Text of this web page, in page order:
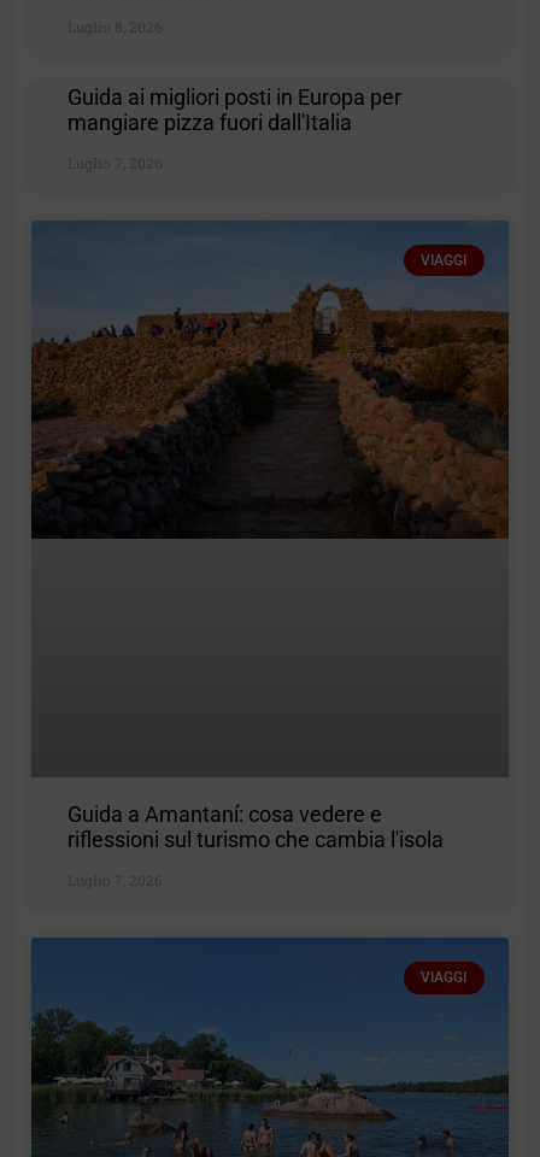
Luglio 8, 2026
Guida ai migliori posti in Europa per
mangiare pizza fuori dall'Italia
Luglio 7, 2026
VIAGGI
Guida a Amantaní: cosa vedere e
riflessioni sul turismo che cambia l'isola
Luglio 7, 2026
VIAGGI